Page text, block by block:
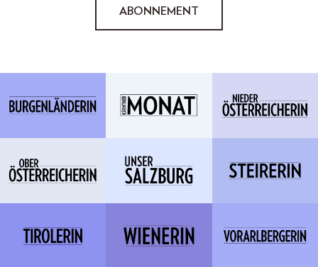
ABONNEMENT